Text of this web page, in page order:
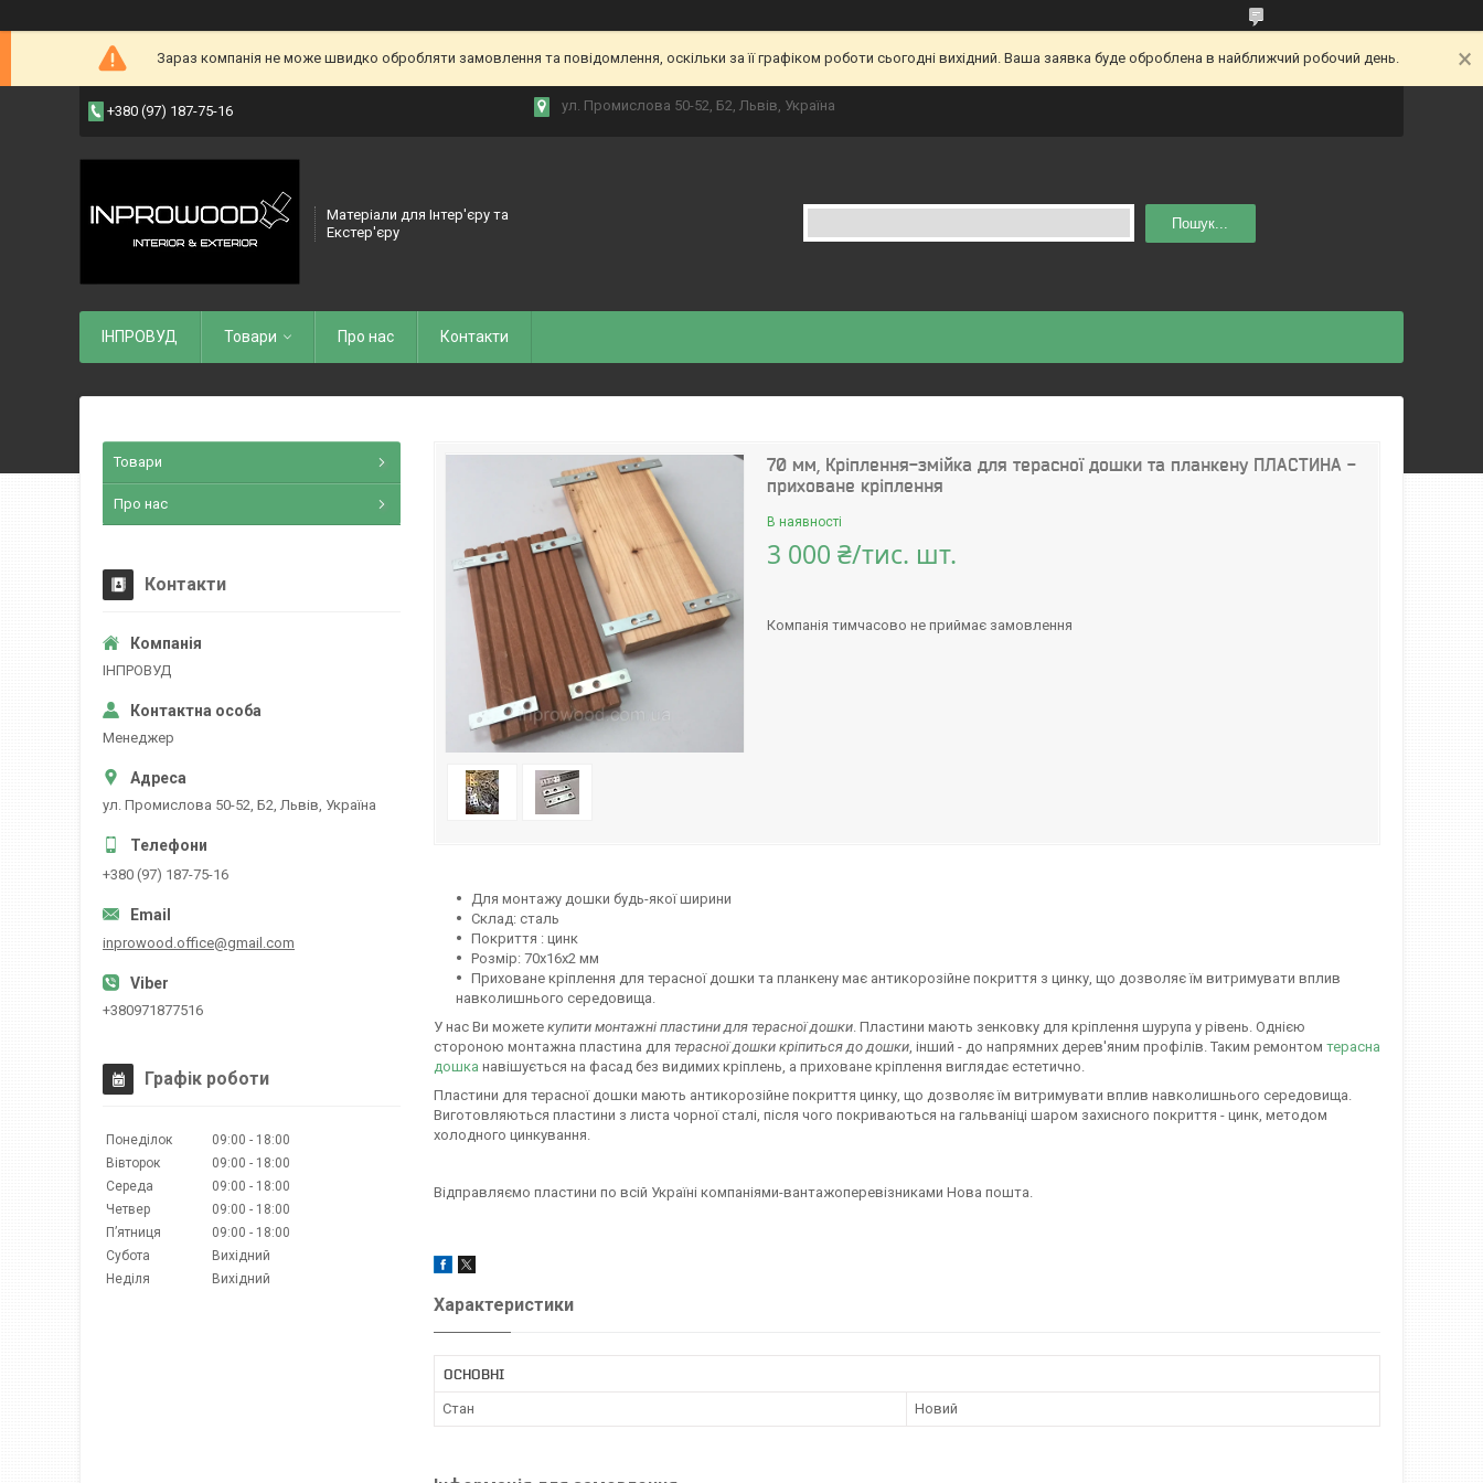
Зараз компанія не може швидко обробляти замовлення та повідомлення, оскільки за її графіком роботи сьогодні вихідний. Ваша заявка буде оброблена в найближчий робочий день.
+380 (97) 187-75-16 ул. Промислова 50-52, Б2, Львів, Україна
Матеріали для Інтер'єру та
Екстер'єру
Пошук...
ІНПРОВУД Товари Про нас Контакти
70 мм, Кріплення-змійка для терасної дошки та планкену ПЛАСТИНА -
приховане кріплення
В наявності
3 000 ₴/тис. шт.
Компанія тимчасово не приймає замовлення
Для монтажу дошки будь-якої ширини
Склад: сталь
Покриття : цинк
Розмір: 70х16х2 мм
Приховане кріплення для терасної дошки та планкену має антикорозійне покриття з цинку, що дозволяє їм витримувати вплив
навколишнього середовища.
У нас Ви можете купити монтажні пластини для терасної дошки. Пластини мають зенковку для кріплення шурупа у рівень. Однією
стороною монтажна пластина для терасної дошки кріпиться до дошки, інший - до напрямних дерев'яним профілів. Таким ремонтом терасна
дошка навішується на фасад без видимих кріплень, а приховане кріплення виглядає естетично.
Пластини для терасної дошки мають антикорозійне покриття цинку, що дозволяє їм витримувати вплив навколишнього середовища.
Виготовляються пластини з листа чорної сталі, після чого покриваються на гальваніці шаром захисного покриття - цинк, методом
холодного цинкування.
Відправляємо пластини по всій Україні компаніями-вантажоперевізниками Нова пошта.
Характеристики
ОСНОВНІ
Стан Новий
Товари
Про нас
Контакти
ІНПРОВУД
Менеджер
ул. Промислова 50-52, Б2, Львів, Україна
+380 (97) 187-75-16
inprowood.office@gmail.com
+380971877516
Графік роботи
Понеділок 09:00
18:00
Вівторок
09:00
18:00
Середа
09:00
18:00
Четвер
09:00
18:00
Пʼятниця
09:00
18:00
Субота
Вихідний
Неділя
Вихідний